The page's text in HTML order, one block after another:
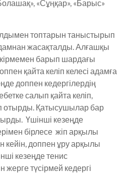
«Сұңқар», «Барыс»
топтарын таныстырып
жасақталды. Алғашқы
барып шардағы
қайта келіп келесі адамға
доппен кедергілердің
салып қайта келіп,
отырды. Қатысушылар бар
Үшінші кезеңде
бірлесе жіп арқылы
доппен ұру арқылы
кезеңде тенис
түсірмей кедергі